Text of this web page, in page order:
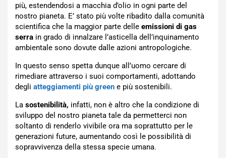
più, estendendosi a macchia d’olio in ogni parte del
nostro pianeta. E’ stato più volte ribadito dalla comunità
scientifica che la maggior parte delle emissioni di gas
serra in grado di innalzare l’asticella dell’inquinamento
ambientale sono dovute dalle azioni antropologiche.
In questo senso spetta dunque all’uomo cercare di
rimediare attraverso i suoi comportamenti, adottando
degli atteggiamenti più green e più sostenibili.
La sostenibilità, infatti, non è altro che la condizione di
sviluppo del nostro pianeta tale da permetterci non
soltanto di renderlo vivibile ora ma soprattutto per le
generazioni future, aumentando così le possibilità di
sopravvivenza della stessa specie umana.